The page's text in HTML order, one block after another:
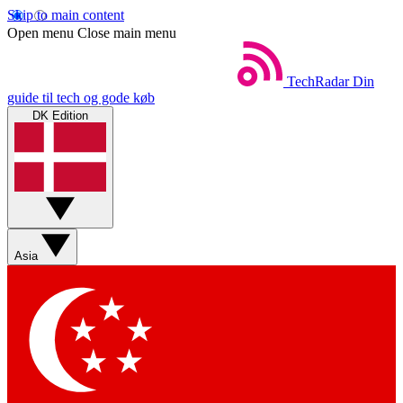
Skip to main content
Open menu Close main menu
TechRadar Din
guide til tech og gode køb
DK Edition
Asia